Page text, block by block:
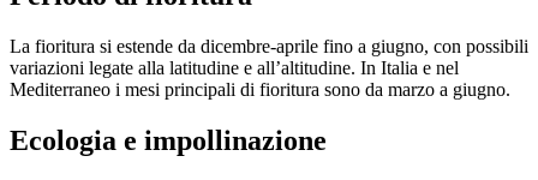
La fioritura si estende da dicembre-aprile fino a giugno, con possibili
variazioni legate alla latitudine e all’altitudine. In Italia e nel
Mediterraneo i mesi principali di fioritura sono da marzo a giugno.
Ecologia e impollinazione